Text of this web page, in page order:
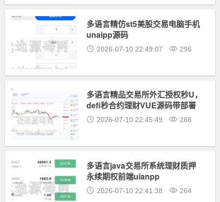
多语言精仿st5美股交易电脑手机
unaipp源码
2026-07-10 22:49:07 296
多语言精品交易所外汇授权秒U，
defi秒合约理财VUE源码带部署
文档2026-07-10 22:45:49 288
多语言java交易所系统理财质押
永续期权前端uianpp
2026-07-10 22:41:38 264